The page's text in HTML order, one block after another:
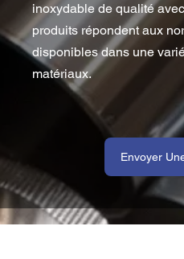
inoxydable de qualité
produits répondent aux
disponibles dans une
matériaux.
Envoyer